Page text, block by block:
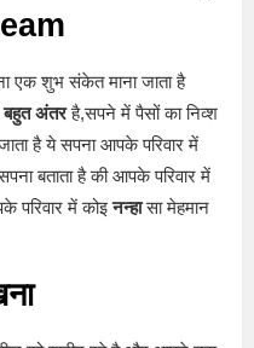
एक शुभ संकेत माना जाता है
बहुत अंतरहै,सपने में पैसों का निव्श
है ये सपना आपके परिवार में
बताता है की आपके परिवार में
परिवार में कोइनन्हासा मेहमान